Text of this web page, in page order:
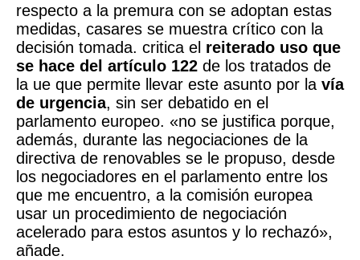
respecto a la premura con se adoptan estas
medidas, casares se muestra crítico con la
decisión tomada. critica el reiterado uso que
se hace del artículo 122 de los tratados de
la ue que permite llevar este asunto por la vía
de urgencia, sin ser debatido en el
parlamento europeo. «no se justifica porque,
además, durante las negociaciones de la
directiva de renovables se le propuso, desde
los negociadores en el parlamento entre los
que me encuentro, a la comisión europea
usar un procedimiento de negociación
acelerado para estos asuntos y lo rechazó»,
añade.